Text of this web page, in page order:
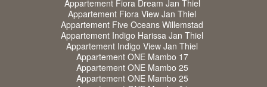
Appartement Fiora Dream Jan Thiel
Appartement Fiora View Jan Thiel
Appartement Five Oceans Willemstad
Appartement Indigo Harissa Jan Thiel
Appartement Indigo View Jan Thiel
Appartement ONE Mambo 17
Appartement ONE Mambo 25
Appartement ONE Mambo 25